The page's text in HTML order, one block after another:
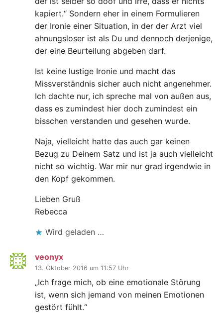
kapiert.“ Sondern eher in einem Formulieren
der Ironie einer Situation, in der der Arzt viel
ahnungsloser ist als Du und dennoch derjenige,
der eine Beurteilung abgeben darf.
Ist keine lustige Ironie und macht das
Missverständnis sicher auch nicht angenehmer.
Ich dachte nur, ich spreche mal von außen aus,
dass es zumindest hier doch zumindest ein
bisschen verstanden und gesehen wurde.
Naja, vielleicht hatte das auch gar keinen
Bezug zu Deinem Satz und ist ja auch vielleicht
nicht so wichtig. War mir nur grad irgendwie in
den Kopf gekommen.
Lieben Gruß
Rebecca
Wird geladen …
veonyx
13. Oktober 2016 um 11:57 Uhr
„Ich frage mich, ob eine emotionale Störung
ist, wenn sich jemand von meinen Emotionen
gestört fühlt.“